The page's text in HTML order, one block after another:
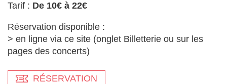
Tarif : De 10€ à 22€
Réservation disponible :
> en ligne via ce site (onglet Billetterie ou sur les
pages des concerts)
RÉSERVATION